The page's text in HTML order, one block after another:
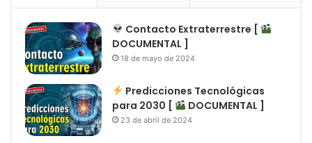
Contacto Extraterrestre [
DOCUMENTAL ]
18 de mayo de 2024
Predicciones Tecnológicas
para 2030 [
DOCUMENTAL ]
23 de abril de 2024